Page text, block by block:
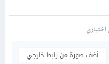
اختياري
أضف صورة من رابط خارجي